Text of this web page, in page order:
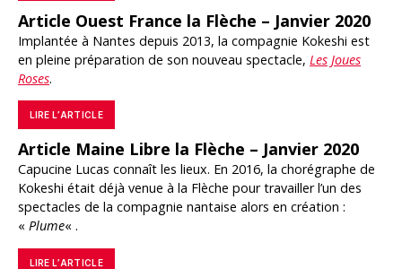
Article Ouest France la Flèche – Janvier 2020
Implantée à Nantes depuis 2013, la compagnie Kokeshi est
en pleine préparation de son nouveau spectacle, Les Joues
Roses.
LIRE L’ARTICLE
Article Maine Libre la Flèche – Janvier 2020
Capucine Lucas connaît les lieux. En 2016, la chorégraphe de
Kokeshi était déjà venue à la Flèche pour travailler l’un des
spectacles de la compagnie nantaise alors en création :
« Plume« .
LIRE L’ARTICLE